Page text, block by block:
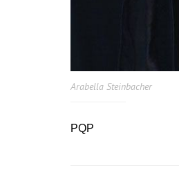
Arabella Steinbacher
PQP